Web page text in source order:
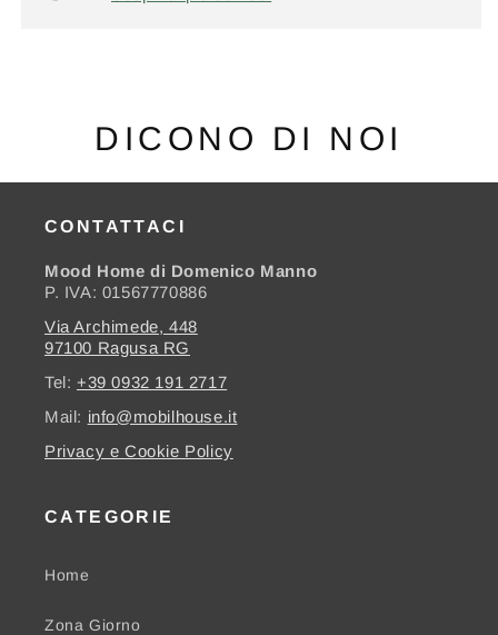
DICONO DI NOI
CONTATTACI
Mood Home di Domenico Manno
P. IVA: 01567770886
Via Archimede, 448
97100 Ragusa RG
Tel: +39 0932 191 2717
Mail: info@mobilhouse.it
Privacy e Cookie Policy
CATEGORIE
Home
Zona Giorno